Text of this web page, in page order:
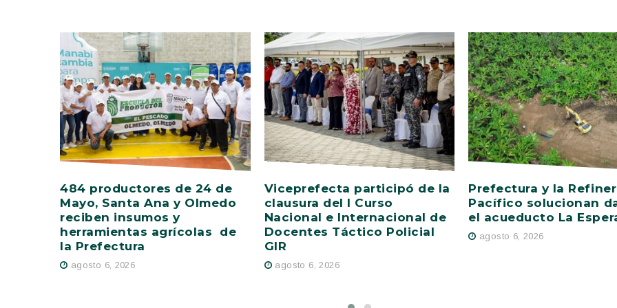
484 productores de 24 de
Mayo, Santa Ana y Olmedo
reciben insumos y
herramientas agrícolas de
la Prefectura
agosto 6, 2026
Viceprefecta participó de la
clausura del I Curso
Nacional e Internacional de
Docentes Táctico Policial
GIR
agosto 6, 2026
Prefectura y la
Pacífico solucionan
el acueducto La
agosto 6, 2026